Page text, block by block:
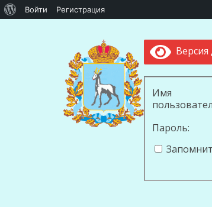
Имя
Пароль:
Войти Регистрация